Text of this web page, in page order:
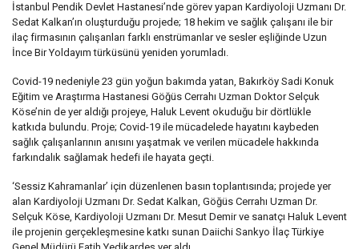
İstanbul Pendik Devlet Hastanesi’nde görev yapan Kardiyoloji Uzmanı Dr.
Sedat Kalkan’ın oluşturduğu projede; 18 hekim ve sağlık çalışanı ile bir
ilaç firmasının çalışanları farklı enstrümanlar ve sesler eşliğinde Uzun
İnce Bir Yoldayım türküsünü yeniden yorumladı.
Covid-19 nedeniyle 23 gün yoğun bakımda yatan, Bakırköy Sadi Konuk
Eğitim ve Araştırma Hastanesi Göğüs Cerrahı Uzman Doktor Selçuk
Köse’nin de yer aldığı projeye, Haluk Levent okuduğu bir dörtlükle
katkıda bulundu. Proje; Covid-19 ile mücadelede hayatını kaybeden
sağlık çalışanlarının anısını yaşatmak ve verilen mücadele hakkında
farkındalık sağlamak hedefi ile hayata geçti.
‘Sessiz Kahramanlar’ için düzenlenen basın toplantısında; projede yer
alan Kardiyoloji Uzmanı Dr. Sedat Kalkan, Göğüs Cerrahı Uzman Dr.
Selçuk Köse, Kardiyoloji Uzmanı Dr. Mesut Demir ve sanatçı Haluk Levent
ile projenin gerçekleşmesine katkı sunan Daiichi Sankyo İlaç Türkiye